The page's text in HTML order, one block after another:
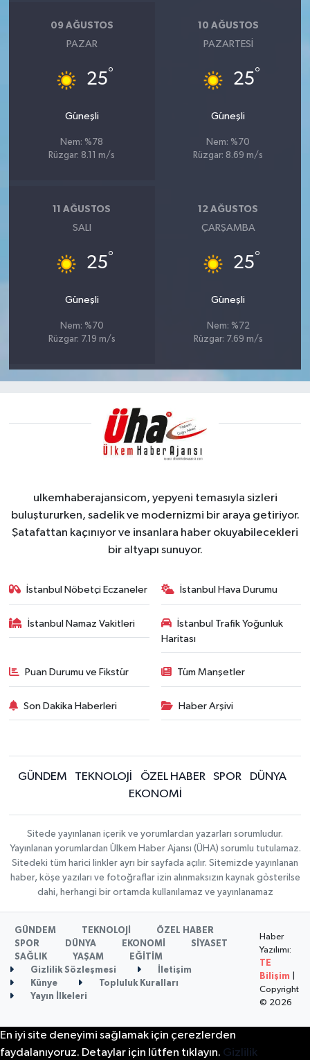
09 AĞUSTOS
PAZAR
25°
Güneşli
Nem: %78
Rüzgar: 8.11 m/s
10 AĞUSTOS
PAZARTESI
25°
Güneşli
Nem: %70
Rüzgar: 8.69 m/s
11 AĞUSTOS
SALI
25°
Güneşli
Nem: %70
Rüzgar: 7.19 m/s
12 AĞUSTOS
ÇARŞAMBA
25°
Güneşli
Nem: %72
Rüzgar: 7.69 m/s
ulkemhaberajansicom, yepyeni temasıyla sizleri
buluştururken, sadelik ve modernizmi bir araya getiriyor.
Şatafattan kaçınıyor ve insanlara haber okuyabilecekleri
bir altyapı sunuyor.
İstanbul Nöbetçi Eczaneler İstanbul Hava Durumu
İstanbul Namaz Vakitleri
İstanbul Trafik Yoğunluk
Haritası
Puan Durumu ve Fikstür Tüm Manşetler
Son Dakika Haberleri Haber Arşivi
GÜNDEM TEKNOLOJİ ÖZEL HABER SPOR
DÜNYA
EKONOMİ
Sitede yayınlanan içerik ve yorumlardan yazarları sorumludur.
Yayınlanan yorumlardan Ülkem Haber Ajansı (ÜHA) sorumlu tutulamaz.
Sitedeki tüm harici linkler ayrı bir sayfada açılır. Sitemizde yayınlanan
haber, köşe yazıları ve fotoğraflar izin alınmaksızın kaynak gösterilse
dahi, herhangi bir ortamda kullanılamaz ve yayınlanamaz
GÜNDEM TEKNOLOJİ
ÖZEL HABER
SPOR
DÜNYA EKONOMİ
SİYASET
SAĞLIK
YAŞAM
EĞİTİM
Gizlilik Sözleşmesi
İletişim
Künye
Topluluk Kuralları
Yayın İlkeleri
Haber
Yazılımı:
TE
Bilişim
Copyright
© 2026
En iyi site deneyimi sağlamak için çerezlerden
faydalanıyoruz. Detaylar için lütfen tıklayın. Gizlilik